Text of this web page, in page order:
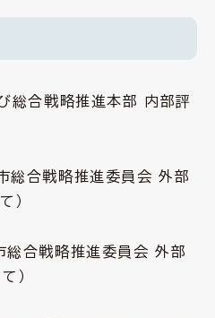
び総合戦略推進本部 内部評
推進委員会 外部
）
略推進委員会 外部
）